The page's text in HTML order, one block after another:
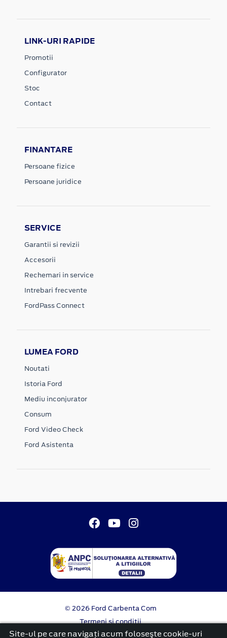
LINK-URI RAPIDE
Promotii
Configurator
Stoc
Contact
FINANTARE
Persoane fizice
Persoane juridice
SERVICE
Garantii si revizii
Accesorii
Rechemari in service
Intrebari frecvente
FordPass Connect
LUMEA FORD
Noutati
Istoria Ford
Mediu inconjurator
Consum
Ford Video Check
Ford Asistenta
© 2026 Ford Carbenta Com
Termeni si conditii
Confidentialitate
Site-ul pe care navigați acum foloseşte cookie-uri